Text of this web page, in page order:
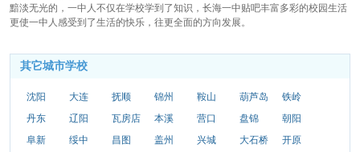
黯淡无光的，一中人不仅在学校学到了知识，长海一中贴吧丰富多彩的校园生活
更使一中人感受到了生活的快乐，往更全面的方向发展。
其它城市学校
沈阳 大连 抚顺 锦州 鞍山 葫芦岛
铁岭
丹东
辽阳 瓦房店 本溪 营口 盘锦
朝阳
阜新
绥中 昌图 盖州 兴城 大石桥
开原